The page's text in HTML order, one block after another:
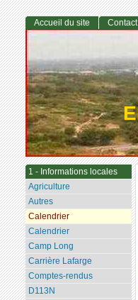
Accueil du site Contact
1 - Informations locales
Agriculture
Autres
Calendrier
Calendrier
Camp Long
Carrière Lafarge
Comptes-rendus
D113N